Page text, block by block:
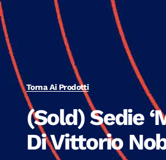
Torna Ai Prodotti
(Sold) Sedie
Di Vittorio